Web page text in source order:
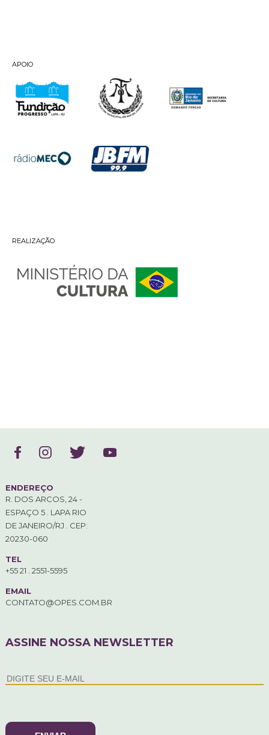
APOIO
REALIZAÇÃO
ENDEREÇO
R. DOS ARCOS, 24 -
ESPAÇO 5 . LAPA RIO
DE JANEIRO/RJ . CEP:
20230-060
TEL
+55 21 . 2551-5595
EMAIL
CONTATO@OPES.COM.BR
ASSINE NOSSA NEWSLETTER